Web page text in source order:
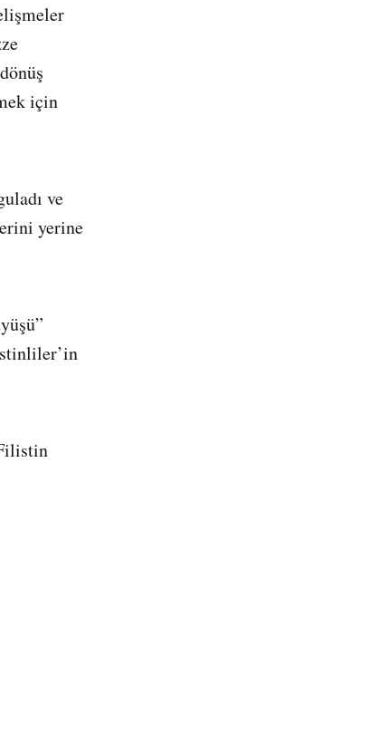
için
ve
yerine